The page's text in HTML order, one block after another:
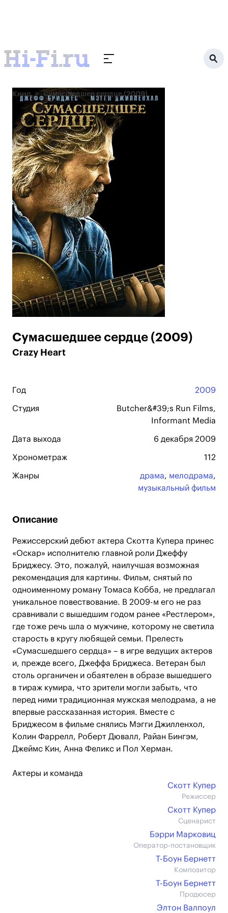
Кино Сумасшедшее сердце (2009)
Сумасшедшее сердце (2009)
Crazy Heart
Год 2009
Студия
Butcher&#39;s Run Films,
Informant Media
Дата выхода 6 декабря 2009
Хронометраж 112
Жанры драма, мелодрама,
музыкальный фильм
Описание
Режиссерский дебют актера Скотта Купера принес
«Оскар» исполнителю главной роли Джеффу
Бриджесу. Это, пожалуй, наилучшая возможная
рекомендация для картины. Фильм, снятый по
одноименному роману Томаса Кобба, не предлагал
уникальное повествование. В 2009-м его не раз
сравнивали с вышедшим годом ранее «Рестлером»,
где тоже речь шла о мужчине, которому не светила
старость в кругу любящей семьи. Прелесть
«Сумасшедшего сердца» – в игре ведущих актеров
и, прежде всего, Джеффа Бриджеса. Ветеран был
столь органичен и обаятелен в образе вышедшего
в тираж кумира, что зрители могли забыть, что
перед ними традиционная мужская мелодрама, а не
впервые рассказанная история. Вместе с
Бриджесом в фильме снялись Мэгги Джилленхол,
Колин Фаррелл, Роберт Дювалл, Райан Бингэм,
Джеймс Кин, Анна Феликс и Пол Херман.
Актеры и команда
Скотт Купер
Режиссер
Скотт Купер
Сценарист
Бэрри Марковиц
Оператор-постановщик
Т-Боун Бернетт
Композитор
Т-Боун Бернетт
Продюсер
Элтон Валпоул